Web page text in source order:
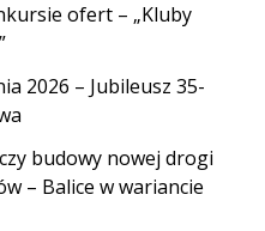
ofert – „Kluby
2026 – Jubileusz 35-
budowy nowej drogi
– Balice w wariancie